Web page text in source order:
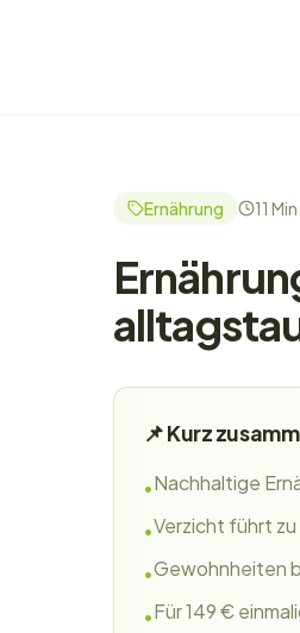
Ernährung 11 Min.
📌 Kurz
•Nachhaltige
•Verzicht führt
•Gewohnheiten
•Für 149 €